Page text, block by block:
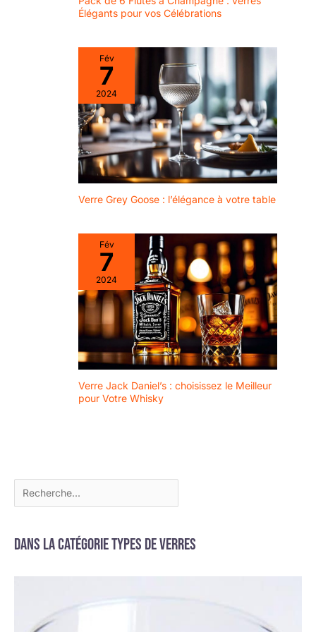
le lave-vaisselle et de
laisser la machine
Vous donne plus de
temps à passer avec
les personnes que
vous aimez, en faisant
les choses que vous
aimez. Comme profiter
d'un autre plaisir
tropical glacé dans vos
nouveaux verres à
cocktail
Élégants pour vos Célébrations
Fév
7
2024
Verre Grey Goose : l’élégance à votre table
Fév
7
2024
Verre Jack Daniel’s : choisissez le Meilleur
pour Votre Whisky
Dans la catégorie Types de verres